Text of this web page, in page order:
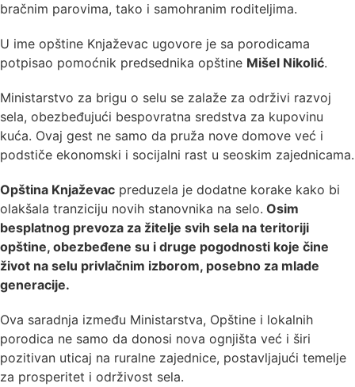
bračnim parovima, tako i samohranim roditeljima.
U ime opštine Knjaževac ugovore je sa porodicama
potpisao pomoćnik predsednika opštine Mišel Nikolić.
Ministarstvo za brigu o selu se zalaže za održivi razvoj
sela, obezbeđujući bespovratna sredstva za kupovinu
kuća. Ovaj gest ne samo da pruža nove domove već i
podstiče ekonomski i socijalni rast u seoskim zajednicama.
Opština Knjaževac preduzela je dodatne korake kako bi
olakšala tranziciju novih stanovnika na selo. Osim
besplatnog prevoza za žitelje svih sela na teritoriji
opštine, obezbeđene su i druge pogodnosti koje čine
život na selu privlačnim izborom, posebno za mlade
generacije.
Ova saradnja između Ministarstva, Opštine i lokalnih
porodica ne samo da donosi nova ognjišta već i širi
pozitivan uticaj na ruralne zajednice, postavljajući temelje
za prosperitet i održivost sela.